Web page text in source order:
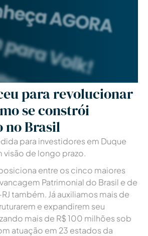
para revolucionar
se constrói
Brasil
para investidores em Duque
visão de longo prazo.
entre os cinco maiores
Patrimonial do Brasil e de
também. Já auxiliamos mais de
e expandirem seu
mais de R$ 100 milhões sob
atuação em 23 estados da